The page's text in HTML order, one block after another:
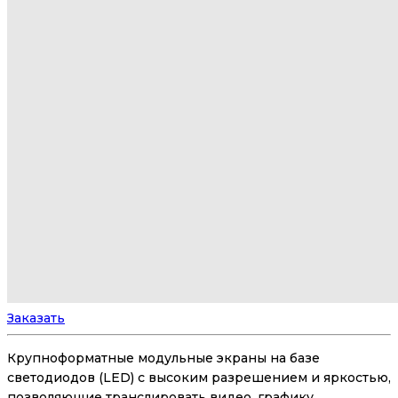
Заказать
Крупноформатные модульные экраны на базе
светодиодов (LED) с высоким разрешением и яркостью,